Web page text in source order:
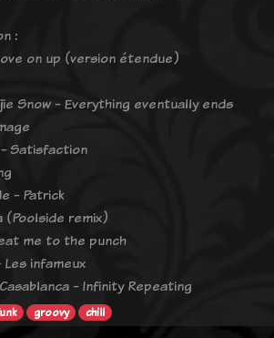
:
on up (version étendue)
Snow - Everything eventually ends
Satisfaction
- Patrick
(Poolside remix)
me to the punch
infameux
- Infinity Repeating
groovy chill